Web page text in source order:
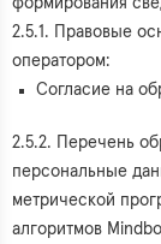
формирования
2.5.1. Правовые
оператором:
Согласие на
2.5.2. Перечень
персональные
метрической
алгоритмов